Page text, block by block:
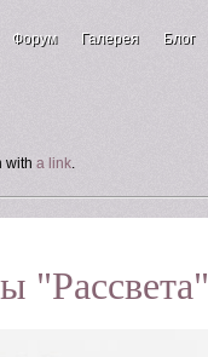
Форум Галерея Блог
with a link.
"Рассвета"